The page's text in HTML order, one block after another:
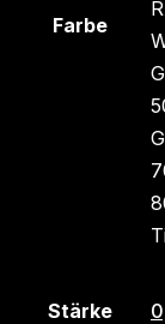
Farbe
Stärke